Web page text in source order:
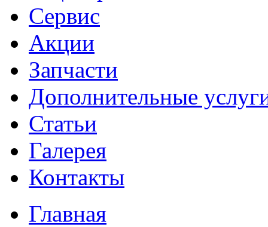
Сервис
Акции
Запчасти
Дополнительные
Статьи
Галерея
Контакты
Главная